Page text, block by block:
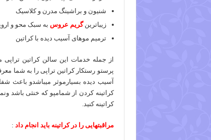
شنیون و براشینگ مدرن و کلاسیک
زیباترین گریم عروس به سبک محو و
ترمیم موهای آسیب دیده با کراتین
از جمله خدمات این سالن کراتین تراپی
پرستو رستکار کراتین تراپی را به شما
آسیب دیده بسیارموثر میباشدو باعث
کراتینه کردن از شمامپو که خنثی باشد
کراتینه کنید.
مراقبتهایی را در کراتینه باید انجام داد :